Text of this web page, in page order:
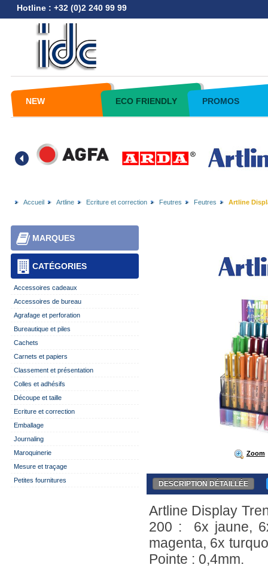
Hotline : +32 (0)2 240 99 99
NEW ECO FRIENDLY PROMOS
Accueil Artline Ecriture et correction Feutres Feutres Artline
CATÉGORIES
MARQUES
Accessoires cadeaux
Accessoires de bureau
Agrafage et perforation
Bureautique et piles
Cachets
Carnets et papiers
Classement et présentation
Colles et adhésifs
Découpe et taille
Ecriture et correction
Emballage
Journaling
Maroquinerie
Mesure et traçage
Petites fournitures
Zoom
DESCRIPTION DÉTAILLÉE
Artline Display
200 : 6x jaune,
magenta, 6x
Pointe : 0,4mm.